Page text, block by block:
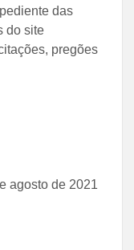
das
do site
pregões
agosto de 2021